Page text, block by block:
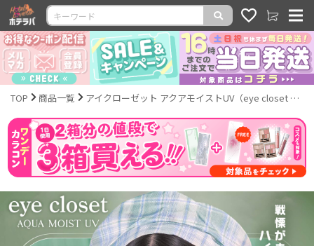
TOP 商品一覧 アイクローゼット アクアモイストUV（eye closet AQUA MOIST UV）